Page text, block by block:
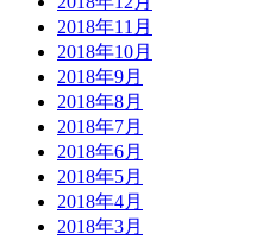
2018年11月
2018年10月
2018年9月
2018年8月
2018年7月
2018年6月
2018年5月
2018年4月
2018年3月